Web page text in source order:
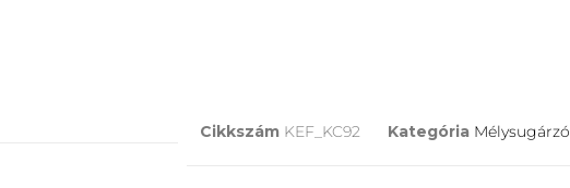
Cikkszám KEF_KC92 Kategória Mélysugárzó